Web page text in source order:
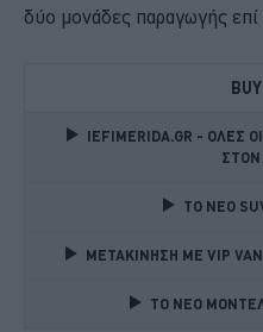
δύο μονάδες παραγωγής
IEFIMERIDA.GR - ΟΛΕΣ
TO NEO
ΜΕΤΑΚΙΝΗΣΗ ΜΕ VIP
TO NEO